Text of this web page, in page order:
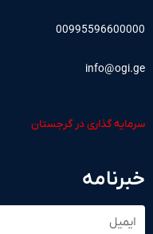
00995596600000
info@ogi.ge
سرمایه گذاری در گرجستان
خبرنامه